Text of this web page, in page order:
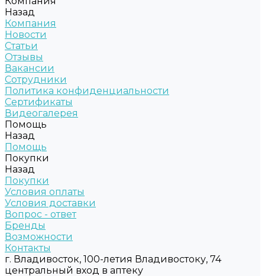
Назад
Компания
Новости
Статьи
Отзывы
Вакансии
Сотрудники
Политика конфиденциальности
Сертификаты
Видеогалерея
Помощь
Назад
Помощь
Покупки
Назад
Покупки
Условия оплаты
Условия доставки
Вопрос - ответ
Бренды
Возможности
Контакты
г. Владивосток, 100-летия Владивостоку, 74
центральный вход в аптеку